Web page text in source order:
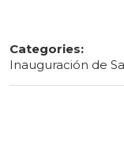
Categories:
Inauguración de